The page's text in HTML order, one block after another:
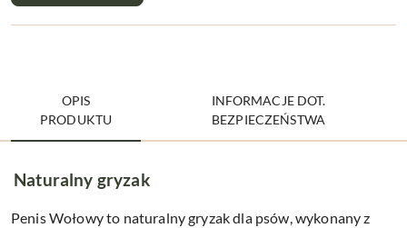
OPIS
PRODUKTU
INFORMACJE DOT.
BEZPIECZEŃSTWA
Naturalny gryzak
Penis Wołowy to naturalny gryzak dla psów, wykonany z